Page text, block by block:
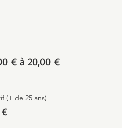
€ à 20,00 €
(+ de 25 ans)